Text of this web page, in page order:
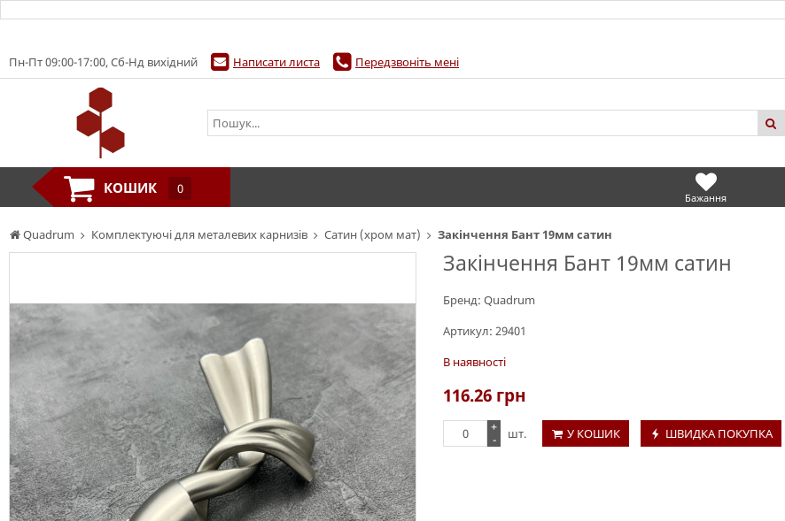
Quadrum Комплектуючі для металевих карнизів Сатин (хром мат) Закінчення Бант 19мм сатин
Закінчення Бант 19мм сатин
Бренд: Quadrum
Артикул: 29401
В наявності
116.26 грн
+
-
шт. У КОШИК ШВИДКА ПОКУПКА
Пн-Пт 09:00-17:00, Сб-Нд вихідний Написати листа Передзвоніть мені
КОШИК 0
Бажання